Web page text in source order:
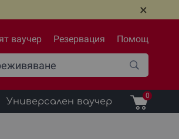
×
ваучер Резервация Помощ
Универсален ваучер
0